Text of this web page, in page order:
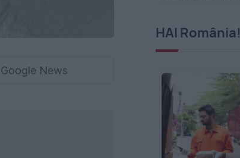
News
HAI România!